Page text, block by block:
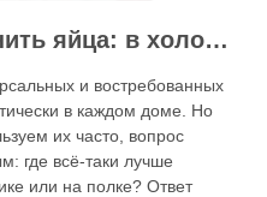
Как правильно хранить яйца: в холодильнике или на полке?
и востребованных
в каждом доме. Но
их часто, вопрос
где всё-таки лучше
или на полке? Ответ